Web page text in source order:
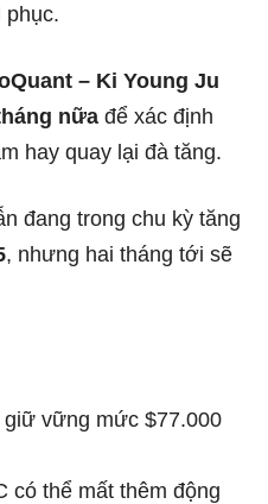
phục.
– Ki Young Ju
nữa để xác định
hay quay lại đà tăng.
đang trong chu kỳ tăng
, nhưng hai tháng tới sẽ
giữ vững mức $77.000
có thể mất thêm động